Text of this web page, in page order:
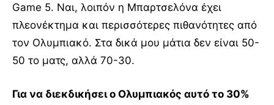
Game 5. Ναι, λοιπόν η Μπαρτσελόνα έχει
πλεονέκτημα και περισσότερες πιθανότητες από
τον Ολυμπιακό. Στα δικά μου μάτια δεν είναι 50-
50 το ματς, αλλά 70-30.
Για να διεκδικήσει ο Ολυμπιακός αυτό το 30%